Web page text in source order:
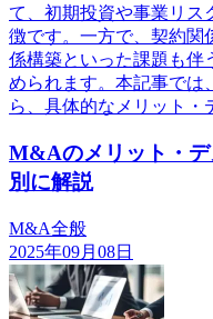
て、初期投資や事業リス
徴です。一方で、契約関
係構築といった課題も伴
められます。本記事で
ら、具体的なメリット・
M&Aのメリット・
別に解説
M&A全般
2025年09月08日